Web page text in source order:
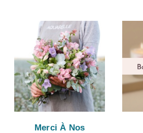
Merci À Nos